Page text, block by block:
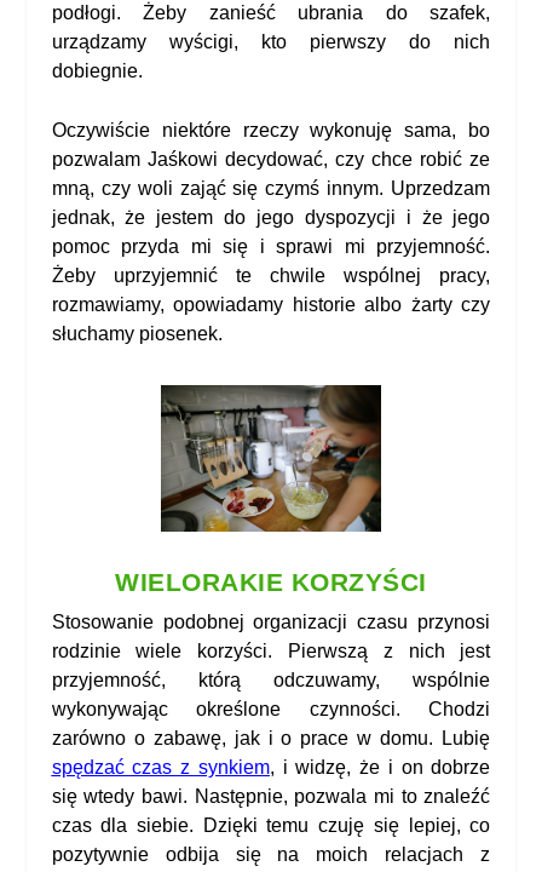
podłogi. Żeby zanieść ubrania do szafek,
urządzamy wyścigi, kto pierwszy do nich
dobiegnie.
Oczywiście niektóre rzeczy wykonuję sama, bo
pozwalam Jaśkowi decydować, czy chce robić ze
mną, czy woli zająć się czymś innym. Uprzedzam
jednak, że jestem do jego dyspozycji i że jego
pomoc przyda mi się i sprawi mi przyjemność.
Żeby uprzyjemnić te chwile wspólnej pracy,
rozmawiamy, opowiadamy historie albo żarty czy
słuchamy piosenek.
WIELORAKIE KORZYŚCI
Stosowanie podobnej organizacji czasu przynosi
rodzinie wiele korzyści. Pierwszą z nich jest
przyjemność, którą odczuwamy, wspólnie
wykonywając określone czynności. Chodzi
zarówno o zabawę, jak i o prace w domu. Lubię
spędzać czas z synkiem, i widzę, że i on dobrze
się wtedy bawi. Następnie, pozwala mi to znaleźć
czas dla siebie. Dzięki temu czuję się lepiej, co
pozytywnie odbija się na moich relacjach z